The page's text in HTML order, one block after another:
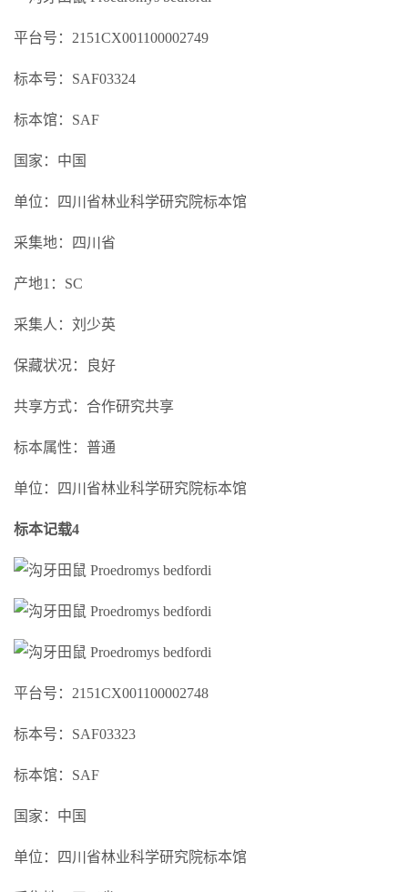
平台号：2151CX001100002749
标本号：SAF03324
标本馆：SAF
国家：中国
单位：四川省林业科学研究院标本馆
采集地：四川省
产地1：SC
采集人：刘少英
保藏状况：良好
共享方式：合作研究共享
标本属性：普通
单位：四川省林业科学研究院标本馆
标本记载4
平台号：2151CX001100002748
标本号：SAF03323
标本馆：SAF
国家：中国
单位：四川省林业科学研究院标本馆